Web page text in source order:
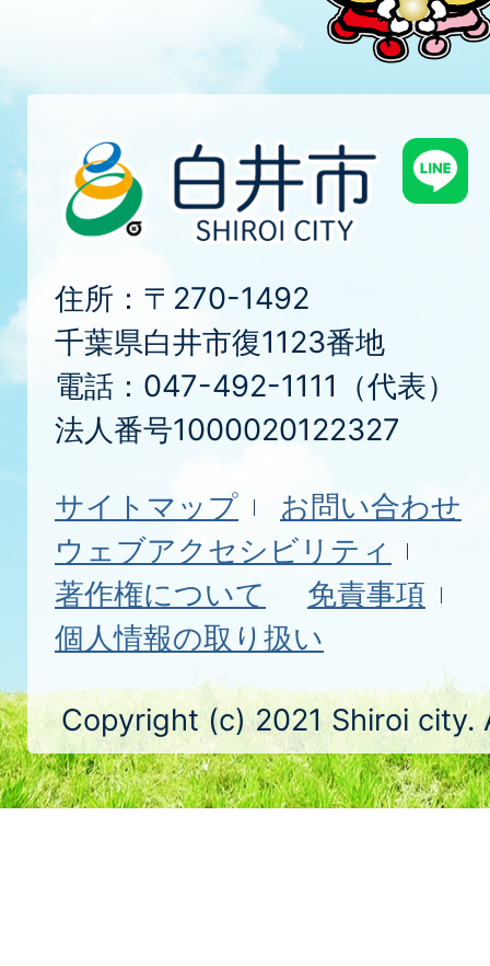
住所：〒270-1492
千葉県白井市復1123番地
電話：047-492-1111（代表）
法人番号1000020122327
サイトマップ
お問い合わせ
ウェブアクセシビリティ
著作権について
免責事項
個人情報の取り扱い
Copyright (c) 2021 Shiroi city.